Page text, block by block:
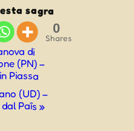
sagra
0
Shares
di
(PN) –
Piassa
(UD) –
Paîs »